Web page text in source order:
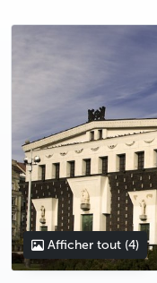
Afficher tout (4)